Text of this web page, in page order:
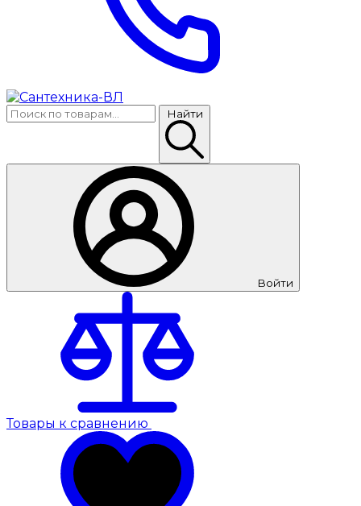
Найти
Войти
Товары к сравнению